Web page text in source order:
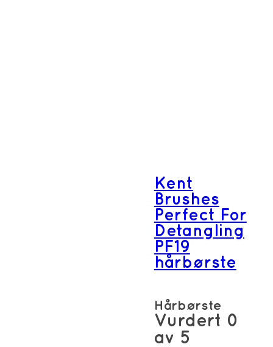
Kent
Brushes
Perfect For
Detangling
PF19
hårbørste
Hårbørste
Vurdert 0
av 5